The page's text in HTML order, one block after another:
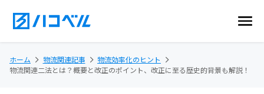
ホーム 物流関連記事
物流効率化のヒント
物流関連二法とは？概要と改正のポイント、改正に至る歴史的背景も解説！